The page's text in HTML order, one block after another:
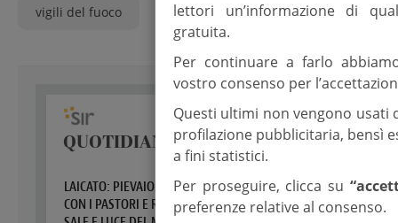
vigili del fuoco
lettori un’informazione di
gratuita.
Per continuare a farlo
vostro consenso per
Questi ultimi non vengono usati
profilazione pubblicitaria, bensì
a fini statistici.
Per proseguire, clicca su
preferenze relative al consenso.